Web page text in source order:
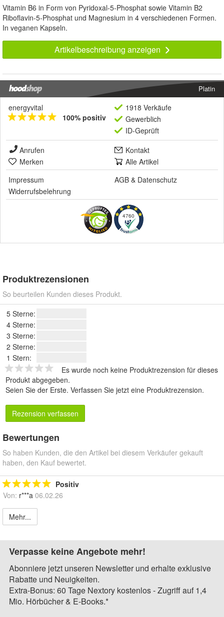
Vitamin B6 in Form von Pyridoxal-5-Phosphat sowie Vitamin B2
Riboflavin-5-Phosphat und Magnesium in 4 verschiedenen Formen.
In veganen Kapseln.
Artikelbeschreibung anzeigen
Platin
energyvital
100% positiv
1918 Verkäufe
Gewerblich
ID-Geprüft
Anrufen
Kontakt
Merken
Alle Artikel
Impressum
AGB & Datenschutz
Widerrufsbelehrung
4760
Produktrezensionen
So beurteilen Kunden dieses Produkt.
5 Sterne:
4 Sterne:
3 Sterne:
2 Sterne:
1 Stern:
Es wurde noch keine Produktrezension für dieses
Produkt abgegeben.
Seien Sie der Erste. Verfassen Sie jetzt eine Produktrezension.
Rezension verfassen
Bewertungen
So haben Kunden, die den Artikel bei diesem Verkäufer gekauft
haben, den Kauf bewertet.
Positiv
Von: r***a 06.02.26
Mehr...
Verpasse keine Angebote mehr!
Abonniere jetzt unseren Newsletter und erhalte exklusive
Rabatte und Neuigkeiten.
Extra-Bonus: 60 Tage Nextory kostenlos - Zugriff auf 1,4
Mio. Hörbücher & E-Books.*